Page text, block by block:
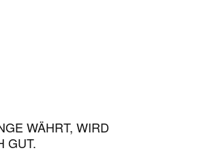
WÄHRT, WIRD
GUT.